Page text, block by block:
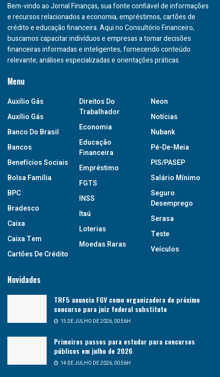
Bem-vindo ao Jornal Finanças, sua fonte confiável de informações
e recursos relacionados a economia, empréstimos, cartões de
crédito e educação financeira. Aqui no Consultório Financeiro,
buscamos capacitar indivíduos e empresas a tomar decisões
financeiras informadas e inteligentes, fornecendo conteúdo
relevante, análises especializadas e orientações práticas.
Menu
Auxílio Gás
Auxílio Gás
Banco Do Brasil
Bancos
Benefícios Sociais
Bolsa Família
BPC
Bradesco
Caixa
Caixa Tem
Cartões De Crédito
Direitos Do
Trabalhador
Economia
Educação
Financeira
Empréstimo
FGTS
INSS
Itaú
Loterias
Moedas Raras
Neon
Notícias
Nubank
Pé-De-Meia
PIS/PASEP
Salário Mínimo
Seguro
Desemprego
Serasa
Teste
Veículos
Novidades
TRF5 anuncia FGV como organizadora do próximo
concurso para juiz federal substituto
15 DE JULHO DE 2026, 00:56H
Primeiros passos para estudar para concursos
públicos em julho de 2026
14 DE JULHO DE 2026, 00:56H